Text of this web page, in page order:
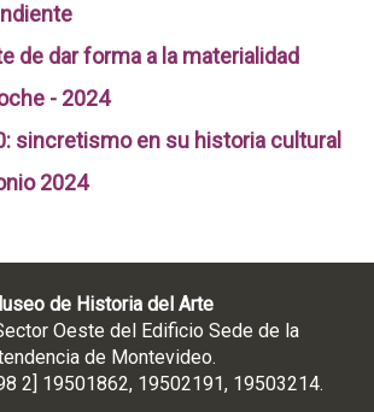
de dar forma a la materialidad
- 2024
sincretismo en su historia cultural
2024
de Historia del Arte
Oeste del Edificio Sede de la
de Montevideo.
2] 19501862, 19502191, 19503214.